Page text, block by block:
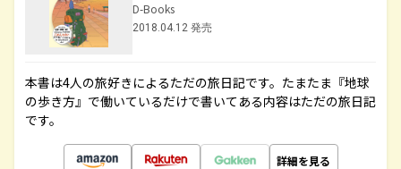
D-Books
2018.04.12 発売
本書は4人の旅好きによるただの旅日記です。たまたま『地球
の歩き方』で働いているだけで書いてある内容はただの旅日記
です。
詳細を見る